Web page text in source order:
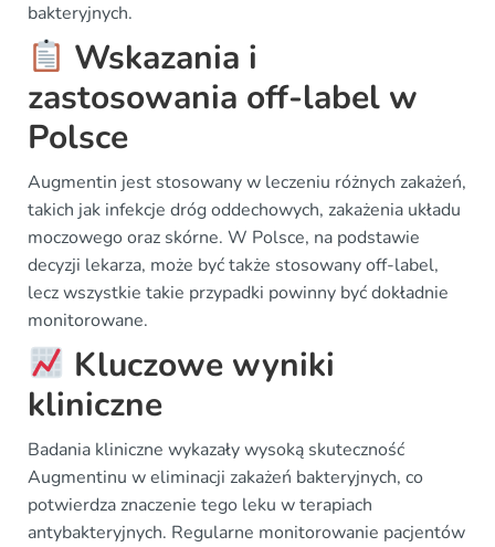
bakteryjnych.
Wskazania i
zastosowania off-label w
Polsce
Augmentin jest stosowany w leczeniu różnych zakażeń,
takich jak infekcje dróg oddechowych, zakażenia układu
moczowego oraz skórne. W Polsce, na podstawie
decyzji lekarza, może być także stosowany off-label,
lecz wszystkie takie przypadki powinny być dokładnie
monitorowane.
Kluczowe wyniki
kliniczne
Badania kliniczne wykazały wysoką skuteczność
Augmentinu w eliminacji zakażeń bakteryjnych, co
potwierdza znaczenie tego leku w terapiach
antybakteryjnych. Regularne monitorowanie pacjentów